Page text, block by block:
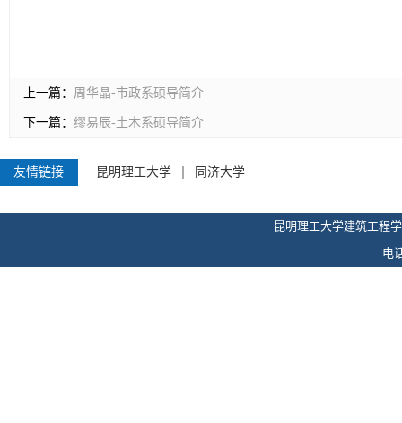
上一篇： 周华晶-市政系硕导简介
下一篇： 缪易辰-土木系硕导简介
友情链接 昆明理工大学 同济大学
昆明理工大学建筑工程
电